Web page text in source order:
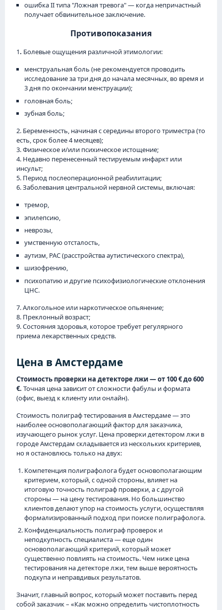
ошибка II типа "Ложная тревога" — когда непричастный
получает обвинительное заключение.
Противопоказания
1. Болевые ощущения различной этимологии:
менструальная боль (не рекомендуется проводить
исследование за три дня до начала месячных, во время и
3 дня по окончании менструации);
головная боль;
зубная боль;
2. Беременность, начиная с середины второго триместра (то
есть, срок более 4 месяцев);
3.Физическое и/или психическое истощение;
4. Недавно перенесенный тестируемым инфаркт или
инсульт;
5. Период послеоперационной реабилитации;
6. Заболевания центральной нервной системы, включая:
тремор,
эпилепсию,
неврозы,
умственную отсталость,
аутизм, РАС (расстройства аутистического спектра),
шизофрению,
психопатию и другие психофизиологические отклонения
ЦНС.
7. Алкогольное или наркотическое опьянение;
8. Преклонный возраст;
9. Состояния здоровья, которое требует регулярного
приема лекарственных средств.
Цена в Амстердаме
Стоимость проверки на детекторе лжи — от 100 € до 600
€. Точная цена зависит от сложности фабулы и формата
(офис, выезд к клиенту или онлайн).
Стоимость полиграф тестирования в Амстердаме — это
наиболее основополагающий фактор для заказчика,
изучающего рынок услуг. Цена проверки детектором лжи в
городе Амстердам складывается из нескольких критериев,
но я остановлюсь только на двух:
Компетенция полиграфолога будет основополагающим
критерием, который, с одной стороны, влияет на
итоговую точность полиграф проверки, а с другой
стороны — на цену тестирования. Но большинство
клиентов делают упор на стоимость услуги, осуществляя
формализированный подход при поиске полиграфолога.
Конфиденциальность полиграф проверок и
неподкупность специалиста — еще один
основополагающий критерий, который может
существенно повлиять на стоимость. Чем ниже цена
тестирования на детекторе лжи, тем выше вероятность
подкупа и неправдивых результатов.
Значит, главный вопрос, который может поставить перед
собой заказчик – «Как можно определить чистоплотность